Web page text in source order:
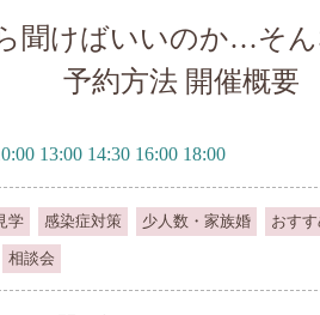
聞けばいいのか…そん
予約方法 開催概要
13:00 14:30 16:00 18:00
学 感染症対策 少人数・家族婚 おすす
相談会